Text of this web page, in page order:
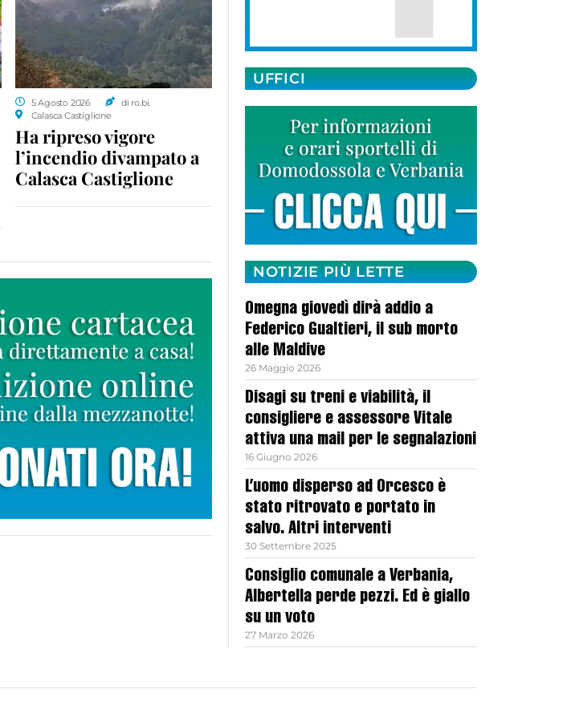
5 Agosto 2026
di ro.bi.
Calasca Castiglione
Ha ripreso vigore
l’incendio divampato a
Calasca Castiglione
UFFICI
NOTIZIE PIÙ LETTE
Omegna giovedì dirà addio a
Federico Gualtieri, il sub morto
alle Maldive
26 Maggio 2026
Disagi su treni e viabilità, il
consigliere e assessore Vitale
attiva una mail per le segnalazioni
16 Giugno 2026
L’uomo disperso ad Orcesco è
stato ritrovato e portato in
salvo. Altri interventi
30 Settembre 2025
Consiglio comunale a Verbania,
Albertella perde pezzi. Ed è giallo
su un voto
27 Marzo 2026